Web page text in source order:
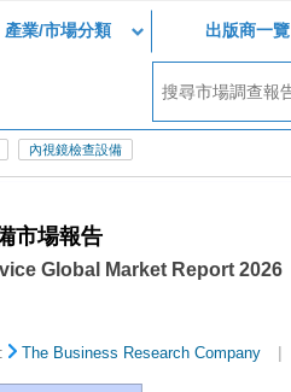
產業/市場分類 出版商一覽
內視鏡檢查設備
市場報告
Global Market Report 2026
The Business Research Company |